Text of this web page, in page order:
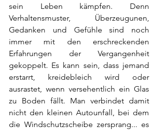
sein Leben kämpfen. Denn
Verhaltensmuster, Überzeugunen,
Gedanken und Gefühle sind noch
immer mit den erschreckenden
Erfahrungen der Vergangenheit
gekoppelt. Es kann sein, dass jemand
erstarrt, kreidebleich wird oder
ausrastet, wenn versehentlich ein Glas
zu Boden fällt. Man verbindet damit
nicht den kleinen Autounfall, bei dem
die Windschutzscheibe zersprang... es